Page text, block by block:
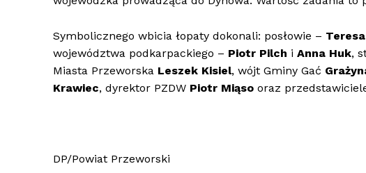
Symbolicznego wbicia łopaty dokonali: posłowie –
województwa podkarpackiego – Piotr Pilch i Anna Huk,
Miasta Przeworska Leszek Kisiel, wójt Gminy Gać
Krawiec, dyrektor PZDW Piotr Miąso oraz
DP/Powiat Przeworski